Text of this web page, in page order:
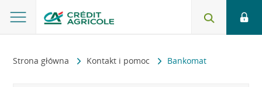
Strona główna Kontakt i pomoc Bankomat